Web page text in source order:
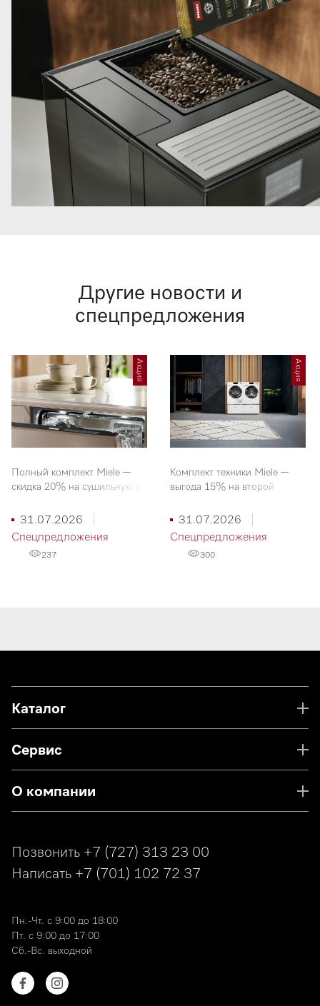
Другие новости и
спецпредложения
Акция
Полный комплект Miele —
скидка 20% на сушильную и
31.07.2026
Спецпредложения
237
Акция
Комплект техники Miele —
выгода 15% на второй
31.07.2026
Спецпредложения
300
Каталог
Сервис
О компании
Позвонить +7 (727) 313 23 00
Написать +7 (701) 102 72 37
Пн.-Чт. с 9:00 до 18:00
Пт. с 9:00 до 17:00
Сб.-Вс. выходной